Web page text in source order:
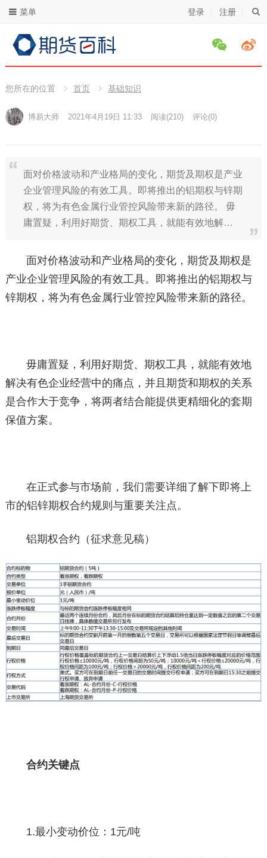
登录 注册
菜单
您所在的位置 首页 基础知识
博易大师 2021年4月19日 11:33 阅读(210) 评论(0)
面对价格波动和产业格局的变化，期货及期权是产业
企业管理风险的有效工具。即将推出的铝期权与锌期
权，将为有色金属行业管控风险带来新的路径。 毋
庸置疑，利用好期货、期权工具，就能有效地解…
面对价格波动和产业格局的变化，期货及期权是
产业企业管理风险的有效工具。即将推出的铝期权与
锌期权，将为有色金属行业管控风险带来新的路径。
毋庸置疑，利用好期货、期权工具，就能有效地
解决有色企业经营中的痛点，并且期货和期权的关系
是合作大于竞争，将两者结合能提供更精细化的套期
保值方案。
在正式参与市场前，我们需要详细了解下即将上
市的铝锌期权合约规则与重要关注点。
铝期权合约（征求意见稿）
合约关键点
1.最小变动价位：1元/吨